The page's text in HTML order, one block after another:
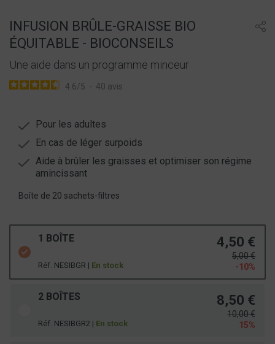
INFUSION BRÛLE-GRAISSE BIO
ÉQUITABLE - BIOCONSEILS
Une aide dans un programme minceur
4.6/5 - 40 avis
Pour les adultes
En cas de léger surpoids
Aide à brûler les graisses et optimiser son régime
amincissant
Boîte de 20 sachets-filtres
1 BOÎTE
Réf. NESIBGR | En stock
4,50 €
5,00 €
-10%
2 BOÎTES
Réf. NESIBGR2 | En stock
8,50 €
10,00 €
15%